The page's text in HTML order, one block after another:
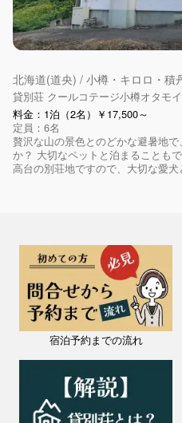
北海道(道央) / 小樽・キロロ・積
貸別荘 クールコテージ小樽オタモイ
料金：1泊（2名）￥17,500～
定員：6名
贅沢な山の景色とのどかな避暑地
か？ 大切なペットと泊まることも
高台の別荘地ですので、大切な愛
宿泊予約までの流れ